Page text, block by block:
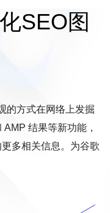
SEO图
的方式在网络上发掘
结果等新功能，
多相关信息。为谷歌